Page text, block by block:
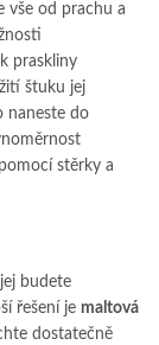
vše od prachu a
praskliny
štuku jej
naneste do
stěrky a
budete
řešení je maltová
dostatečně